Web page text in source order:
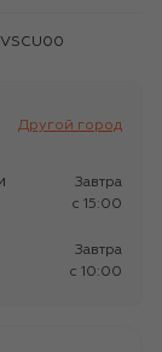
Другой город
Завтра
c 15:00
Завтра
c 10:00